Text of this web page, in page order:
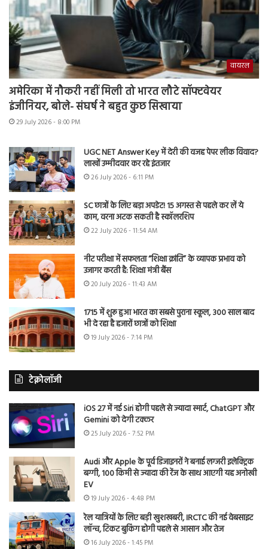
वायरल
अमेरिका में नौकरी नहीं मिली तो भारत लौटे सॉफ्टवेयर
इंजीनियर, बोले- संघर्ष ने बहुत कुछ सिखाया
29 July 2026 - 8:00 PM
UGC NET Answer Key में देरी की वजह पेपर लीक विवाद?
लाखों उम्मीदवार कर रहे इंतजार
26 July 2026 - 6:11 PM
SC छात्रों के लिए बड़ा अपडेट! 15 अगस्त से पहले कर लें ये
काम, वरना अटक सकती है स्कॉलरशिप
22 July 2026 - 11:54 AM
नीट परीक्षा में सफलता “शिक्षा क्रांति” के व्यापक प्रभाव को
उजागर करती है: शिक्षा मंत्री बैंस
20 July 2026 - 11:43 AM
1715 में शुरू हुआ भारत का सबसे पुराना स्कूल, 300 साल बाद
भी दे रहा है हजारों छात्रों को शिक्षा
19 July 2026 - 7:14 PM
टेक्नोलॉजी
iOS 27 में नई Siri होगी पहले से ज्यादा स्मार्ट, ChatGPT और
Gemini को देगी टक्कर
25 July 2026 - 7:52 PM
Audi और Apple के पूर्व डिजाइनरों ने बनाई लग्जरी इलेक्ट्रिक
बग्गी, 100 किमी से ज्यादा की रेंज के साथ आएगी यह अनोखी
EV
19 July 2026 - 4:48 PM
रेल यात्रियों के लिए बड़ी खुशखबरी, IRCTC की नई वेबसाइट
लॉन्च, टिकट बुकिंग होगी पहले से आसान और तेज
16 July 2026 - 1:45 PM